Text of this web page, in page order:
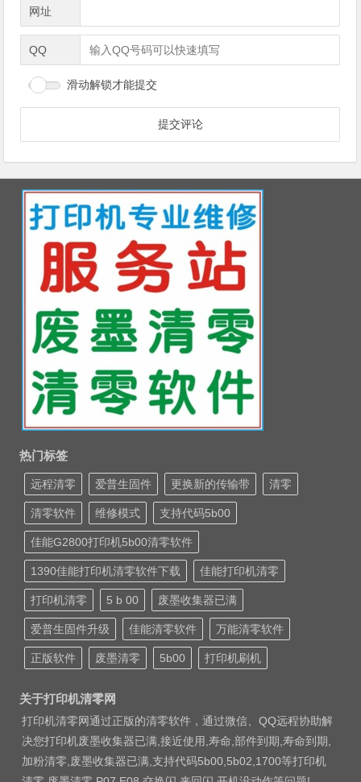
网址
QQ
滑动解锁才能提交
热门标签
远程清零 爱普生固件 更换新的传输带 清零
清零软件 维修模式 支持代码5b00
佳能G2800打印机5b00清零软件
1390佳能打印机清零软件下载 佳能打印机清零
打印机清零 5 b 00 废墨收集器已满
爱普生固件升级 佳能清零软件 万能清零软件
正版软件 废墨清零 5b00 打印机刷机
关于打印机清零网
打印机清零网通过正版的清零软件，通过微信、QQ远程协助解
决您打印机废墨收集器已满,接近使用,寿命,部件到期,寿命到期,
加粉清零,废墨收集器已满,支持代码5b00,5b02,1700等打印机